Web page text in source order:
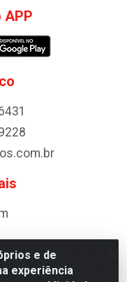
e de
experiência
APP
LTDA - BA-052,